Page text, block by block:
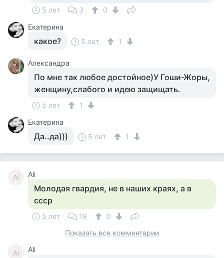
5 лет 3
0
Екатерина
какое? 5 лет 1
Александра
По мне так любое достойное)У Гоши-Жоры,
женщину,слабого и идею защищать.
5 лет
1
Екатерина
Да..да))) 5 лет 1
Al Ali
Молодая гвардия, не в наших краях, а в
ссср
5 лет 19
0
Показать все комментарии
Al Ali